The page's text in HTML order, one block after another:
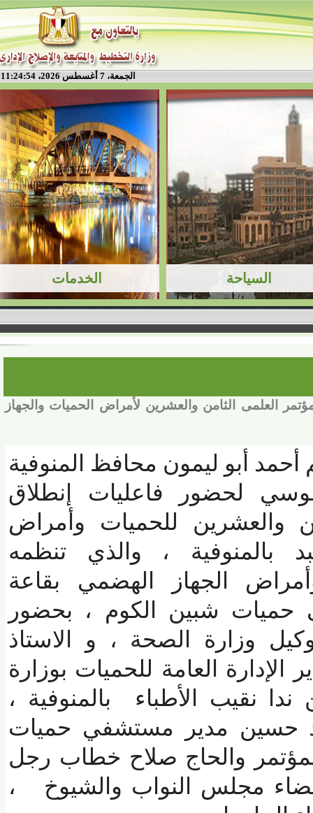
الجمعة، 7 أغسطس 2026، 11:24:55 م
العلمى الثامن والعشرين لأمراض الحميات والجهاز
أبو ليمون محافظ المنوفية
لحضور فاعليات إنطلاق
والعشرين للحميات وأمراض
بالمنوفية ، والذي تنظمه
الجهاز الهضمي
بقاعة
شبين الكوم ، بحضور
وزارة الصحة ، و الاستاذ
العامة للحميات بوزارة
نقيب الأطباء بالمنوفية ،
مدير مستشفي حميات
والحاج صلاح خطاب رجل
مجلس النواب والشيوخ ،